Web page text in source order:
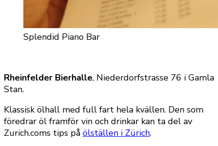
Splendid Piano Bar
Rheinfelder Bierhalle, Niederdorfstrasse 76 i Gamla
Stan.
Klassisk ölhall med full fart hela kvällen. Den som
föredrar öl framför vin och drinkar kan ta del av
Zurich.coms tips på ölställen i Zürich.